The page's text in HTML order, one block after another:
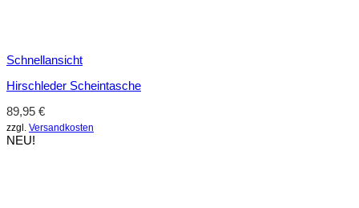
Schnellansicht
Hirschleder Scheintasche
89,95 €
zzgl. Versandkosten
NEU!